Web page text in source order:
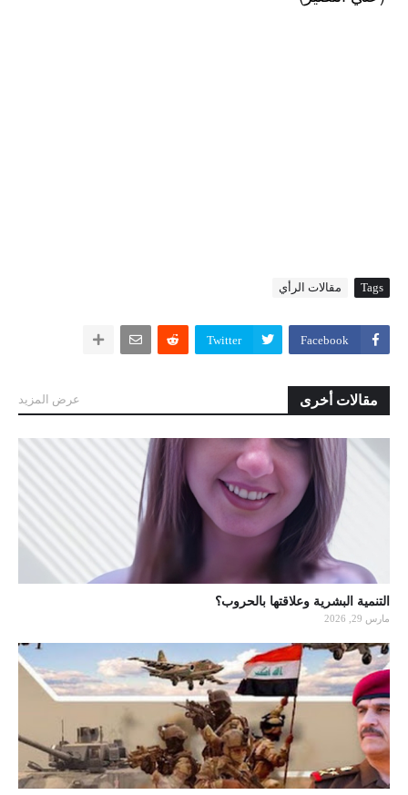
Tags مقالات الرأي
Facebook
Twitter
مقالات أخرى عرض المزيد
التنمية البشرية وعلاقتها بالحروب؟
مارس 29, 2026